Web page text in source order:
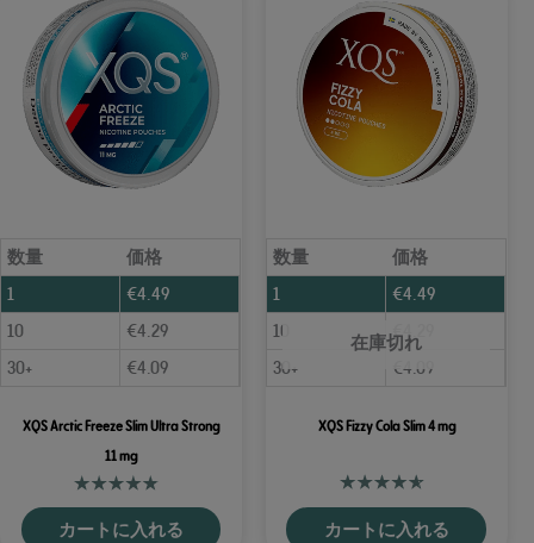
数量
価格
1
€4.49
10
€4.29
30+
€4.09
XQS Arctic Freeze Slim Ultra Strong
11 mg
カートに入れる
数量
価格
1
€4.49
10
€4.29
30+
€ 4.09
在庫切れ
XQS Fizzy Cola Slim 4 mg
カートに入れる